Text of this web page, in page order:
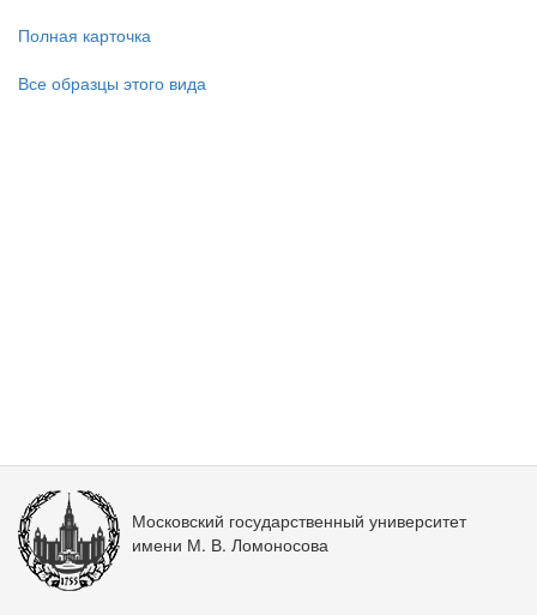
Полная карточка
Все образцы этого вида
Московский государственный университет
имени М. В. Ломоносова